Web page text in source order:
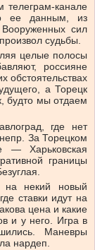
канале
ее данным, из
сил
судьбы.
целые полосы
россияне
обстоятельствах
а Торецк
будто мы отдаем
где нет
За Торецком
— Харьковская
границы
некий новый
ставки идут на
цена и какие
и у него. Игра в
Маневры
нардеп.